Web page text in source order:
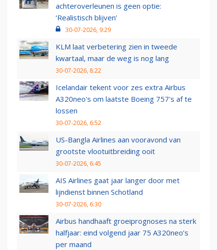
achteroverleunen is geen optie:
‘Realistisch blijven’
30-07-2026, 9:29
KLM laat verbetering zien in tweede
kwartaal, maar de weg is nog lang
30-07-2026, 8:22
Icelandair tekent voor zes extra Airbus
A320neo's om laatste Boeing 757's af te
lossen
30-07-2026, 6:52
US-Bangla Airlines aan vooravond van
grootste vlootuitbreiding ooit
30-07-2026, 6:45
AIS Airlines gaat jaar langer door met
lijndienst binnen Schotland
30-07-2026, 6:30
Airbus handhaaft groeiprognoses na sterk
halfjaar: eind volgend jaar 75 A320neo’s
per maand